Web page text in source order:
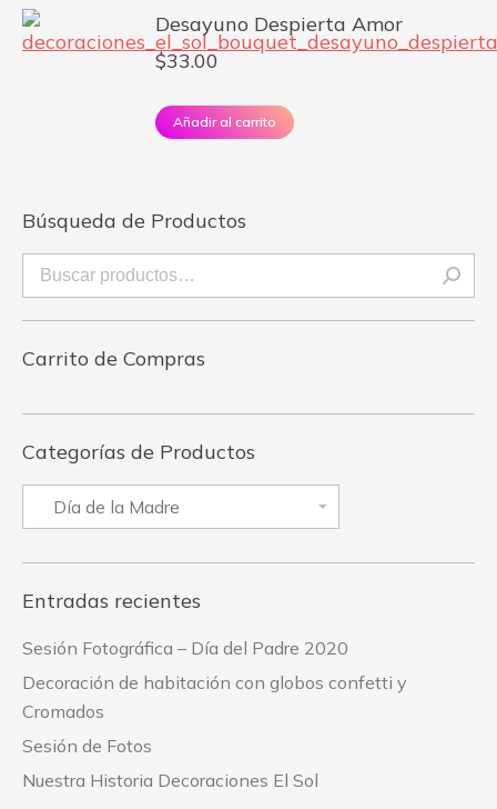
Desayuno Despierta Amor
$33.00
Añadir al carrito
Búsqueda de Productos
Carrito de Compras
Categorías de Productos
Entradas recientes
Sesión Fotográfica – Día del Padre 2020
Decoración de habitación con globos confetti y
Cromados
Sesión de Fotos
Nuestra Historia Decoraciones El Sol